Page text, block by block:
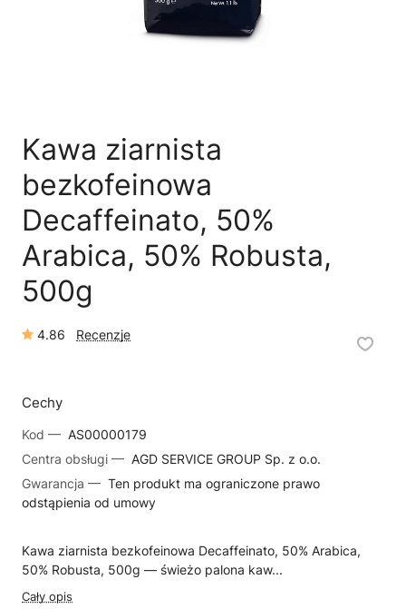
Kawa ziarnista
bezkofeinowa
Decaffeinato, 50%
Arabica, 50% Robusta,
500g
4.86 Recenzje
Cechy
Kod — AS00000179
Centra obsługi — AGD SERVICE GROUP Sp. z o.o.
Gwarancja — Ten produkt ma ograniczone prawo
odstąpienia od umowy
Kawa ziarnista bezkofeinowa Decaffeinato, 50% Arabica,
50% Robusta, 500g — świeżo palona kaw...
Cały opis
Jak kupić w sklepie? 🧴Odkamienianie
📦